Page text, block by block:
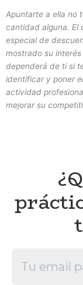
Apuntarte a ella no
cantidad alguna. El
especial de
mostrado su
dependerá de ti si
identificar y poner
actividad
mejorar su